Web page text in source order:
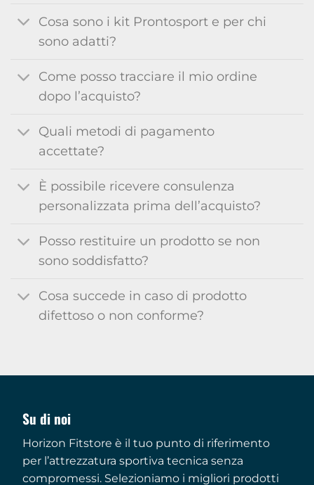
Cosa sono i kit Prontosport e per chi
sono adatti?
Come posso tracciare il mio ordine
dopo l’acquisto?
Quali metodi di pagamento
accettate?
È possibile ricevere consulenza
personalizzata prima dell’acquisto?
Posso restituire un prodotto se non
sono soddisfatto?
Cosa succede in caso di prodotto
difettoso o non conforme?
Su di noi
Horizon Fitstore è il tuo punto di riferimento
per l’attrezzatura sportiva tecnica senza
compromessi. Selezioniamo i migliori prodotti